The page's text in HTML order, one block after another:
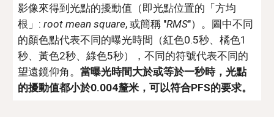
影像來得到光點的擾動值（即光點位置的「方均
根」: root mean square, 或簡稱 "RMS"）。圖中不同
的顏色點代表不同的曝光時間（紅色0.5秒、橘色1
秒、黃色2秒、綠色5秒），不同的符號代表不同的
望遠鏡仰角。當曝光時間大於或等於一秒時，光點
的擾動值都小於0.004釐米，可以符合PFS的要求。